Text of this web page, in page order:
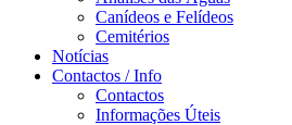
Canídeos e Felídeos
Cemitérios
Notícias
Contactos / Info
Contactos
Informações Úteis